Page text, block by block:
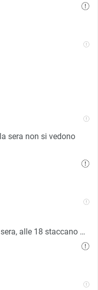
sera non si vedono
alle 18 staccano …